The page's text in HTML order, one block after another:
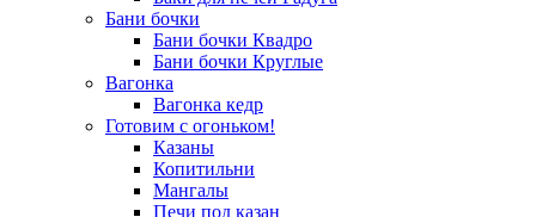
Бани бочки
Бани бочки Квадро
Бани бочки Круглые
Вагонка
Вагонка кедр
Готовим с огоньком!
Казаны
Копитильни
Мангалы
Печи под казан